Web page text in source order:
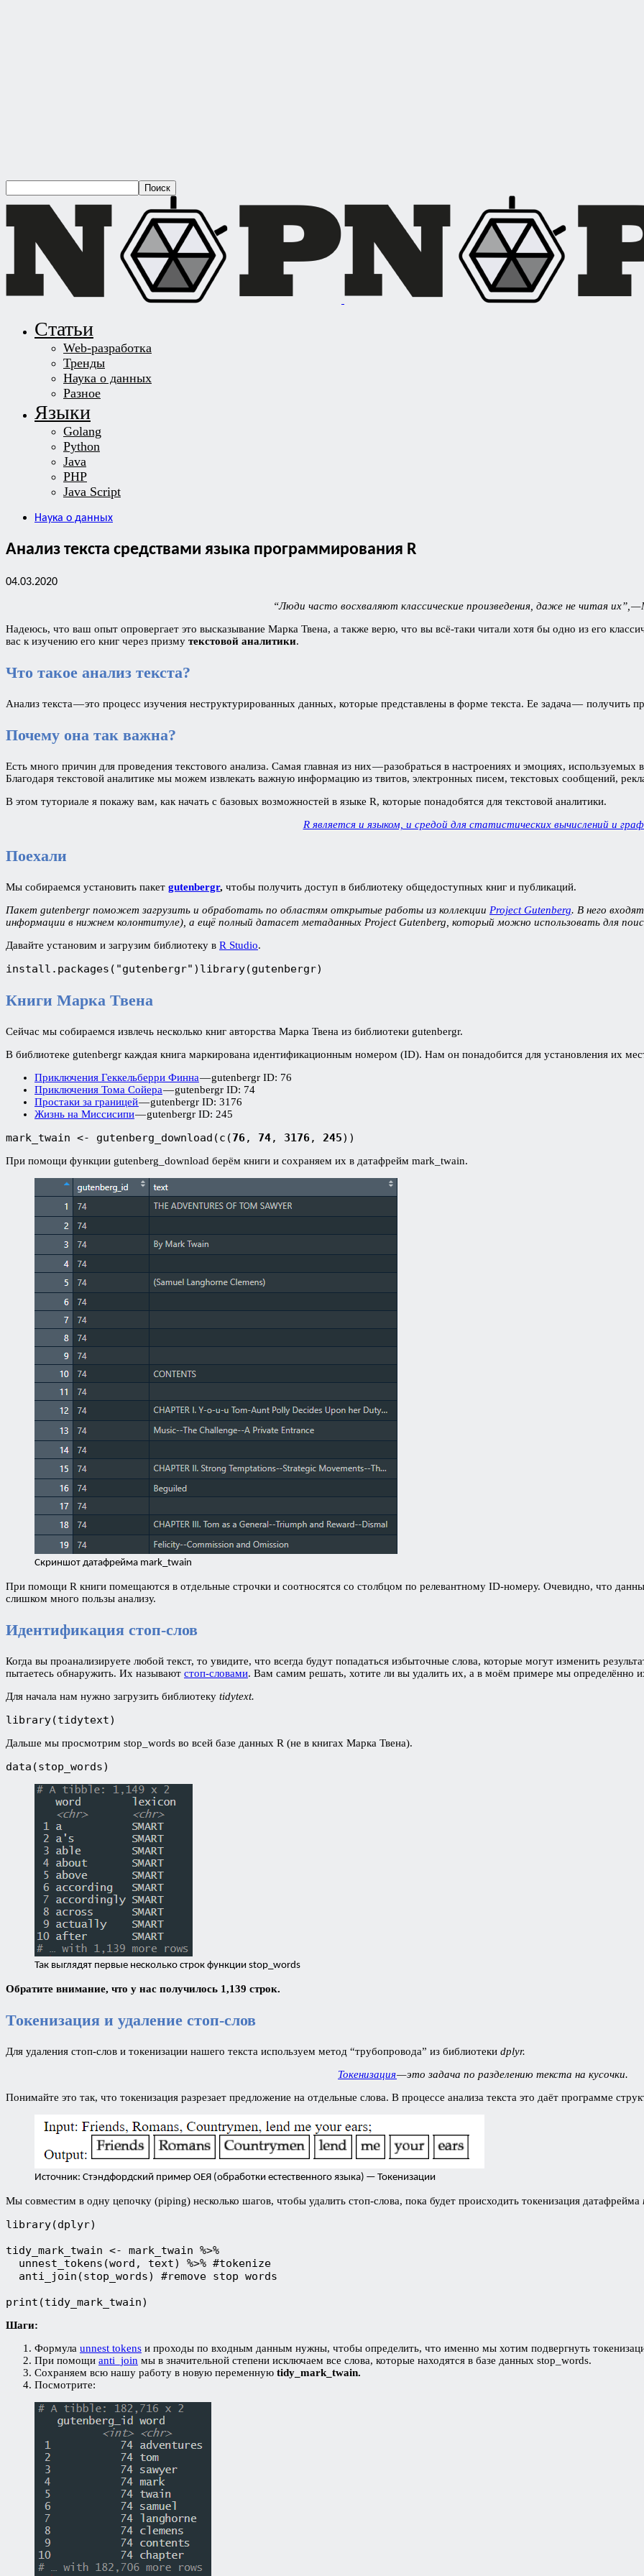
Статьи
Web-разработка
Тренды
Наука о данных
Разное
Языки
Golang
Python
Java
PHP
Java Script
Наука о данных
Анализ текста средствами языка программирования R
04.03.2020
“Люди часто восхваляют классические произведения, даже не читая их”, —
Надеюсь, что ваш опыт опровергает это высказывание Марка Твена, а также верю, что вы всё-таки читали хотя бы одно из его
вас к изучению его книг через призму текстовой аналитики.
Что такое анализ текста?
Анализ текста — это процесс изучения неструктурированных данных, которые представлены в форме текста. Ее задача — получить
Почему она так важна?
Есть много причин для проведения текстового анализа. Самая главная из них — разобраться в настроениях и эмоциях,
Благодаря текстовой аналитике мы можем извлекать важную информацию из твитов, электронных писем, текстовых сообщений,
В этом туториале я покажу вам, как начать с базовых возможностей в языке R, которые понадобятся для текстовой аналитики.
R является и языком, и средой для статистических вычислений и
Поехали
Мы собираемся установить пакет gutenbergr, чтобы получить доступ в библиотеку общедоступных книг и публикаций.
Пакет gutenbergr поможет загрузить и обработать по областям открытые работы из коллекции Project Gutenberg. В него
информации в нижнем колонтитуле), а ещё полный датасет метаданных Project Gutenberg, который можно использовать для
Давайте установим и загрузим библиотеку в R Studio.
install.packages("gutenbergr")library(gutenbergr)
Книги Марка Твена
Сейчас мы собираемся извлечь несколько книг авторства Марка Твена из библиотеки gutenbergr.
В библиотеке gutenbergr каждая книга маркирована идентификационным номером (ID). Нам он понадобится для установления их
Приключения Геккельберри Финна— gutenbergr ID: 76
Приключения Тома Сойера— gutenbergr ID: 74
Простаки за границей— gutenbergr ID: 3176
Жизнь на Миссисипи— gutenbergr ID: 245
mark_twain <- gutenberg_download(c(76, 74, 3176, 245))
При помощи функции gutenberg_download берём книги и сохраняем их в датафрейм mark_twain.
Скриншот датафрейма mark_twain
При помощи R книги помещаются в отдельные строчки и соотносятся со столбцом по релевантному ID-номеру. Очевидно, что
слишком много пользы анализу.
Идентификация стоп-слов
Когда вы проанализируете любой текст, то увидите, что всегда будут попадаться избыточные слова, которые могут изменить
пытаетесь обнаружить. Их называют стоп-словами. Вам самим решать, хотите ли вы удалить их, а в моём примере мы определённо
Для начала нам нужно загрузить библиотеку tidytext.
library(tidytext)
Дальше мы просмотрим stop_words во всей базе данных R (не в книгах Марка Твена).
data(stop_words)
Так выглядят первые несколько строк функции stop_words
Обратите внимание, что у нас получилось 1,139 строк.
Токенизация и удаление стоп-слов
Для удаления стоп-слов и токенизации нашего текста используем метод “трубопровода” из библиотеки dplyr.
Токенизация— это задача по разделению текста на кусочки.
Понимайте это так, что токенизация разрезает предложение на отдельные слова. В процессе анализа текста это даёт программе
Источник: Стэндфордский пример ОЕЯ (обработки естественного языка) — Токенизации
Мы совместим в одну цепочку (piping) несколько шагов, чтобы удалить стоп-слова, пока будет происходить токенизация датафрейма
library(dplyr)
tidy_mark_twain <- mark_twain %>%
  unnest_tokens(word, text) %>% #tokenize
  anti_join(stop_words) #remove stop words
print(tidy_mark_twain)
Шаги:
Формула unnest tokens и проходы по входным данным нужны, чтобы определить, что именно мы хотим подвергнуть
При помощи anti_join мы в значительной степени исключаем все слова, которые находятся в базе данных stop_words.
Сохраняем всю нашу работу в новую переменную tidy_mark_twain.
Посмотрите: